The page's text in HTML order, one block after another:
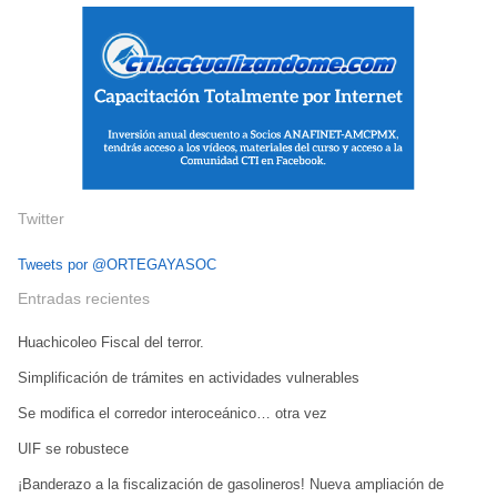
Twitter
Tweets por @ORTEGAYASOC
Entradas recientes
Huachicoleo Fiscal del terror.
Simplificación de trámites en actividades vulnerables
Se modifica el corredor interoceánico… otra vez
UIF se robustece
¡Banderazo a la fiscalización de gasolineros! Nueva ampliación de